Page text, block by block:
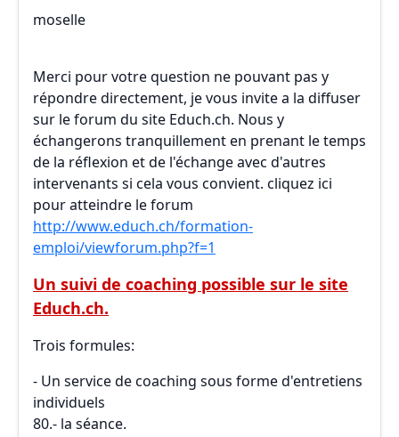
moselle
Merci pour votre question ne pouvant pas y
répondre directement, je vous invite a la diffuser
sur le forum du site Educh.ch. Nous y
échangerons tranquillement en prenant le temps
de la réflexion et de l'échange avec d'autres
intervenants si cela vous convient. cliquez ici
pour atteindre le forum
http://www.educh.ch/formation-
emploi/viewforum.php?f=1
Un suivi de coaching possible sur le site
Educh.ch.
Trois formules:
- Un service de coaching sous forme d'entretiens
individuels
80.- la séance.